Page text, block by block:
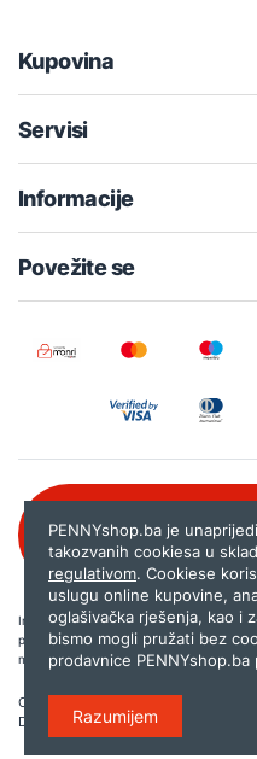
Kupovina
Servisi
Informacije
Povežite se
080 020
Internet trgovina PENNYshop.ba nastoji
podatke. Ako na našoj stranici otkrijete
molimo vas da nam to javite na
Copyright © 2026.
Dizajn i programiranje:
PENNYshop.ba je
takozvanih cookiesa u
regulativom. Cookiese
uslugu online kupovine,
oglašivačka rješenja, kao i
bismo mogli pružati bez
prodavnice
Razumijem